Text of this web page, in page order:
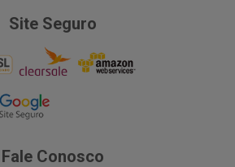
Site Seguro
Fale Conosco